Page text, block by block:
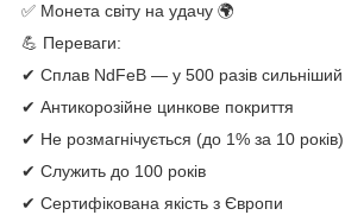
✅ Монета світу на удачу 🌍
💪 Переваги:
✔ Сплав NdFeB — у 500 разів сильніший
✔ Антикорозійне цинкове покриття
✔ Не розмагнічується (до 1% за 10 років)
✔ Служить до 100 років
✔ Сертифікована якість з Європи